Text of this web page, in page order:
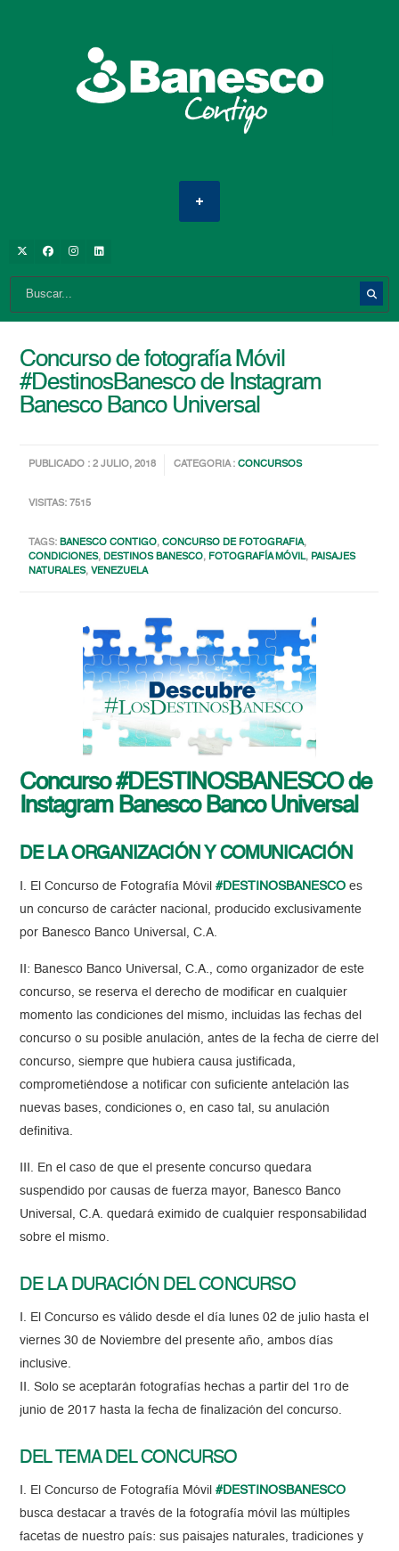
Concurso de fotografía Móvil
#DestinosBanesco de Instagram
Banesco Banco Universal
PUBLICADO : 2 JULIO, 2018 CATEGORIA :CONCURSOS
VISITAS: 7515
TAGS:BANESCO CONTIGO,CONCURSO DE FOTOGRAFIA,
CONDICIONES,DESTINOS BANESCO, FOTOGRAFÍA MÓVIL, PAISAJES
NATURALES,VENEZUELA
Concurso #DESTINOSBANESCO de
Instagram Banesco Banco Universal
DE LA ORGANIZACIÓN Y COMUNICACIÓN
I. El Concurso de Fotografía Móvil#DESTINOSBANESCO es
un concurso de carácter nacional, producido exclusivamente
por Banesco Banco Universal, C.A.
II: Banesco Banco Universal, C.A., como organizador de este
concurso, se reserva el derecho de modificar en cualquier
momento las condiciones del mismo, incluidas las fechas del
concurso o su posible anulación, antes de la fecha de cierre del
concurso, siempre que hubiera causa justificada,
comprometiéndose a notificar con suficiente antelación las
nuevas bases, condiciones o, en caso tal, su anulación
definitiva.
III. En el caso de que el presente concurso quedara
suspendido por causas de fuerza mayor, Banesco Banco
Universal, C.A. quedará eximido de cualquier responsabilidad
sobre el mismo.
DE LA DURACIÓN DEL CONCURSO
I. El Concurso es válido desde el día lunes 02 de julio hasta el
viernes 30 de Noviembre del presente año, ambos días
inclusive.
II. Solo se aceptarán fotografías hechas a partir del 1ro de
junio de 2017 hasta la fecha de finalización del concurso.
DEL TEMA DEL CONCURSO
I. El Concurso de Fotografía Móvil#DESTINOSBANESCO
busca destacar a través de la fotografía móvil las múltiples
facetas de nuestro país: sus paisajes naturales, tradiciones y